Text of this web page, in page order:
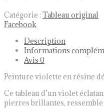
en
résine
murale
pour
salon
Catégorie : Tableau original
Share
Facebook
Description
Informations
Avis 0
Peinture violette en résine
Ce tableau d’un violet
pierres brillantes, ressemble